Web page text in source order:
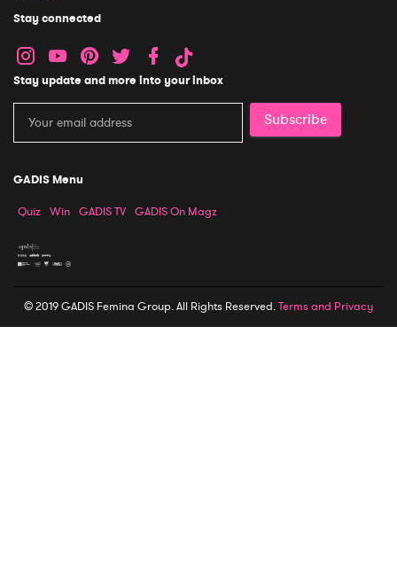
Stay connected
Stay update and more into your inbox
Subscribe
GADIS Menu
Quiz Win GADIS TV GADIS On Magz
© 2019 GADIS Femina Group. All Rights Reserved.Terms and Privacy